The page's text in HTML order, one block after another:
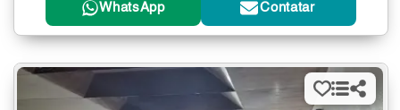
WhatsApp Contatar